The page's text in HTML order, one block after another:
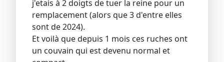
j'etais à 2 doigts de tuer la reine pour un
remplacement (alors que 3 d'entre elles
sont de 2024).
Et voilà que depuis 1 mois ces ruches ont
un couvain qui est devenu normal et